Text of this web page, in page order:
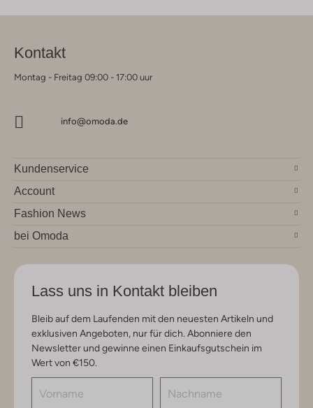
Kontakt
Montag - Freitag 09:00 - 17:00 uur
info@omoda.de
Kundenservice
Account
Fashion News
bei Omoda
Lass uns in Kontakt bleiben
Bleib auf dem Laufenden mit den neuesten Artikeln und
exklusiven Angeboten, nur für dich. Abonniere den
Newsletter und gewinne einen Einkaufsgutschein im
Wert von €150.